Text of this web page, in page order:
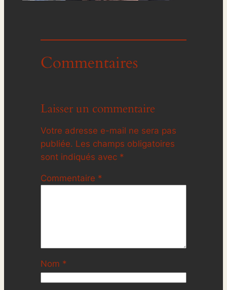
Commentaires
Laisser un commentaire
Votre adresse e-mail ne sera pas
publiée. Les champs obligatoires
sont indiqués avec *
Commentaire *
Nom *